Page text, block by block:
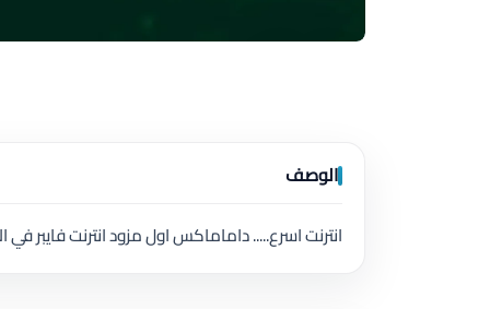
الوصف
انترنت اسرع..... داماماكس اول مزود انترنت فايبر في